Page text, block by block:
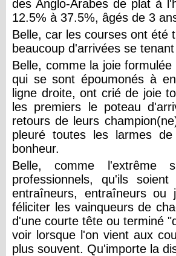
des Anglo-Arabes de plat à
12.5% à 37.5%, âgés de 3
Belle, car les courses ont été
beaucoup d'arrivées se
Belle, comme la joie
qui se sont époumonés à
ligne droite, ont crié de joie
les premiers le poteau
retours de leurs
pleuré toutes les larmes
bonheur.
Belle, comme l'extrême
professionnels, qu'ils
entraîneurs, entraîneurs ou
féliciter les vainqueurs de
d'une courte tête ou terminé
voir lorsque l'on vient aux
plus souvent. Qu'importe la